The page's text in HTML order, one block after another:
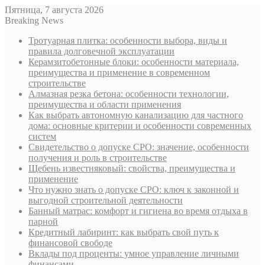
Пятница, 7 августа 2026
Breaking News
Тротуарная плитка: особенности выбора, виды и
правила долговечной эксплуатации
Керамзитобетонные блоки: особенности материала,
преимущества и применение в современном
строительстве
Алмазная резка бетона: особенности технологии,
преимущества и области применения
Как выбрать автономную канализацию для частного
дома: основные критерии и особенности современных
систем
Свидетельство о допуске СРО: значение, особенности
получения и роль в строительстве
Щебень известняковый: свойства, преимущества и
применение
Что нужно знать о допуске СРО: ключ к законной и
выгодной строительной деятельности
Банный матрас: комфорт и гигиена во время отдыха в
парной
Кредитный лабиринт: как выбрать свой путь к
финансовой свободе
Вклады под проценты: умное управление личными